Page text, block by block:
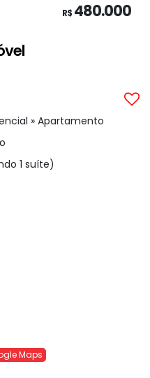
R$ 480.000
» Apartamento
1 suíte)
Maps